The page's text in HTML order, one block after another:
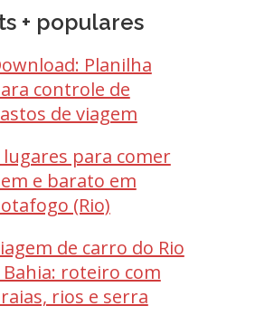
+ populares
Planilha
controle de
de viagem
lugares para comer
e barato em
(Rio)
de carro do Rio
Bahia: roteiro com
rios e serra